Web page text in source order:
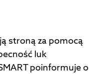
stroną za pomocą
luk
poinformuje o